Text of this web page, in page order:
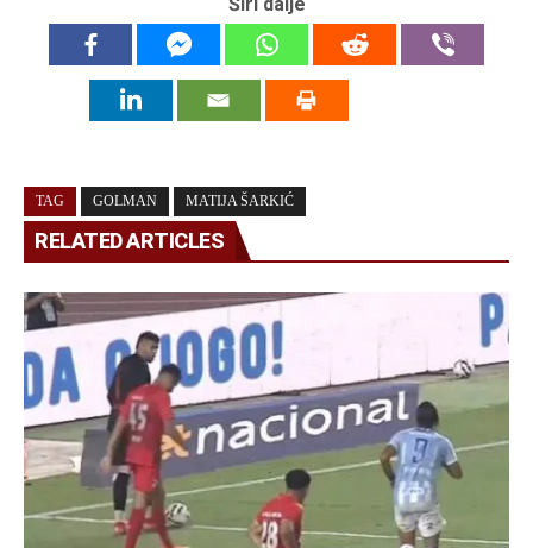
TAG GOLMAN MATIJA ŠARKIĆ
RELATED ARTICLES